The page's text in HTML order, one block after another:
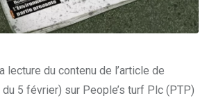
lecture du contenu de l’article de
5 février) sur People’s turf Plc (PTP)